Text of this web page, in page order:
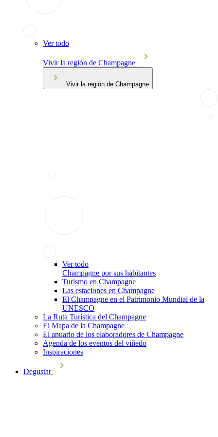
Ver todo
Vivir la región de Champagne
Vivir la región de Champagne
Ver todo
Champagne por sus habitantes
Turismo en Champagne
Las estaciones en Champagne
El Champagne en el Patrimonio Mundial de la
UNESCO
La Ruta Turística del Champagne
El Mapa de la Champagne
El anuario de los elaboradores de Champagne
Agenda de los eventos del viñedo
Inspiraciones
Degustar